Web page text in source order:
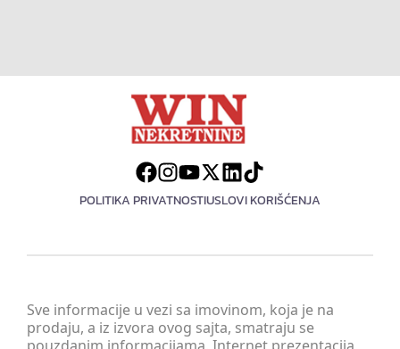
POLITIKA PRIVATNOSTIUSLOVI KORIŠĆENJA
Sve informacije u vezi sa imovinom, koja je na
prodaju, a iz izvora ovog sajta, smatraju se